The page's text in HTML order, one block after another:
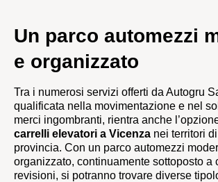
Un parco automezzi
e organizzato
Tra i numerosi servizi offerti da Autogru
qualificata nella movimentazione e nel
merci ingombranti, rientra anche
carrelli elevatori a Vicenza nei territori
provincia. Con un parco automezzi
organizzato, continuamente sottoposto a
revisioni, si potranno trovare diverse